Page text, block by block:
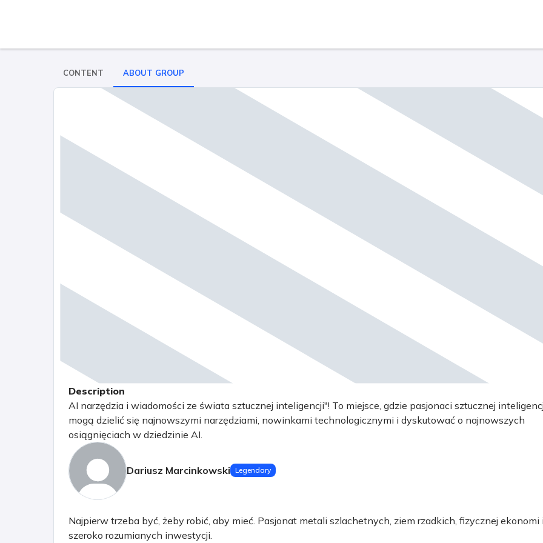
CONTENT ABOUT GROUP
Description
AI narzędzia i wiadomości ze świata sztucznej inteligencji"! To miejsce, gdzie pasjonaci sztucznej
mogą dzielić się najnowszymi narzędziami, nowinkami technologicznymi i dyskutować o najnowszych
osiągnięciach w dziedzinie AI.
Dariusz Marcinkowski Legendary
Najpierw trzeba być, żeby robić, aby mieć. Pasjonat metali szlachetnych, ziem rzadkich, fizycznej ekonomi
szeroko rozumianych inwestycji.